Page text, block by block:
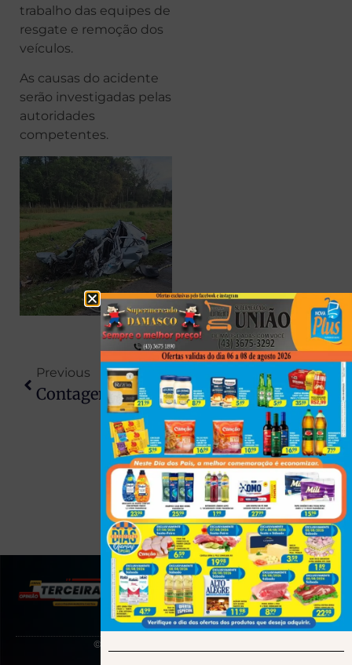
trabalho das equipes de
resgate e remoção dos
veículos.
As causas do acidente
serão investigadas pelas
autoridades
competentes.
Previous
Contagem Regressiva Para O Santo Inácio Rodeio Show 2025; Expectativa De Recorde De Público
Next
Zelensky E Trump Se Encontram Na ONU Em Meio A Escalada Da Guerra Na Ucrânia
(43) 991545950
© 2025 Todos os direitos reservados